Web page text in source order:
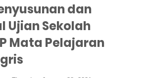
dan
Ujian Sekolah
Mata Pelajaran